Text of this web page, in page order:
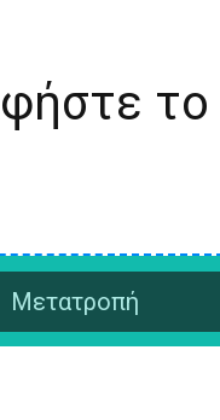
Μετατροπή